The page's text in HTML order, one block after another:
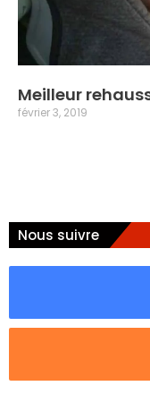
Meilleur
février 3, 2019
Nous suivre